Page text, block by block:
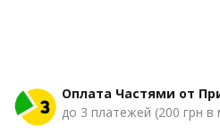
Оплата Частями от
до 3 платежей (200 грн в